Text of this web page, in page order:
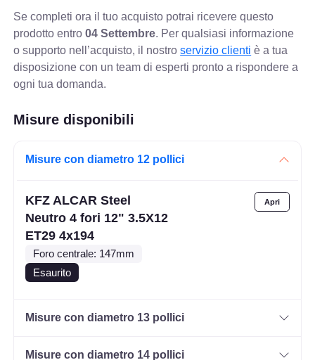
Se completi ora il tuo acquisto potrai ricevere questo
prodotto entro04 Settembre. Per qualsiasi informazione
o supporto nell’acquisto, il nostroservizio clienti è a tua
disposizione con un team di esperti pronto a rispondere a
ogni tua domanda.
Misure disponibili
Misure con diametro 12 pollici
KFZ ALCAR Steel
Neutro 4 fori 12" 3.5X12
ET29 4x194
Foro centrale: 147mm
Esaurito
Misure con diametro 13 pollici
Misure con diametro 14 pollici